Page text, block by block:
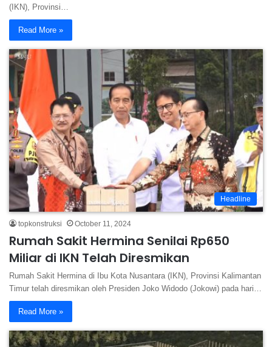
(IKN), Provinsi…
Read More »
Headline
topkonstruksi October 11, 2024
Rumah Sakit Hermina Senilai Rp650
Miliar di IKN Telah Diresmikan
Rumah Sakit Hermina di Ibu Kota Nusantara (IKN), Provinsi Kalimantan
Timur telah diresmikan oleh Presiden Joko Widodo (Jokowi) pada hari…
Read More »